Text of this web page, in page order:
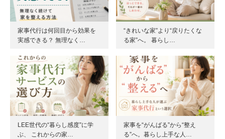
家事代行は何回目から効果を
実感できる？ 無理なく…
“きれいな家”より“戻りたくな
る家”へ。 暮らし…
LEE世代の“暮らし感度”に学
ぶ、 これからの家…
家事を“がんばる”から“整え
る”へ。暮らし上手な人…